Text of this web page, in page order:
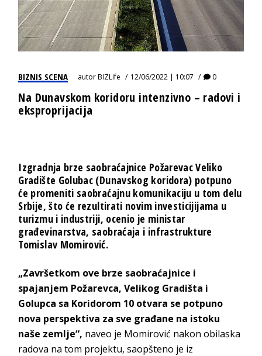
BIZNIS SCENA autorBIZLife 12/06/2022 | 10:07 0
Na Dunavskom koridoru intenzivno – radovi i
eksproprijacija
Izgradnja brze saobraćajnice Požarevac Veliko
Gradište Golubac (Dunavskog koridora) potpuno
će promeniti saobraćajnu komunikaciju u tom delu
Srbije, što će rezultirati novim investicijijama u
turizmu i industriji, ocenio je ministar
građevinarstva, saobraćaja i infrastrukture
Tomislav Momirović.
„Završetkom ove brze saobraćajnice i
spajanjem Požarevca, Velikog Gradišta i
Golupca sa Koridorom 10 otvara se potpuno
nova perspektiva za sve građane na istoku
naše zemlje“, naveo je Momirović nakon obilaska
radova na tom projektu, saopšteno je iz